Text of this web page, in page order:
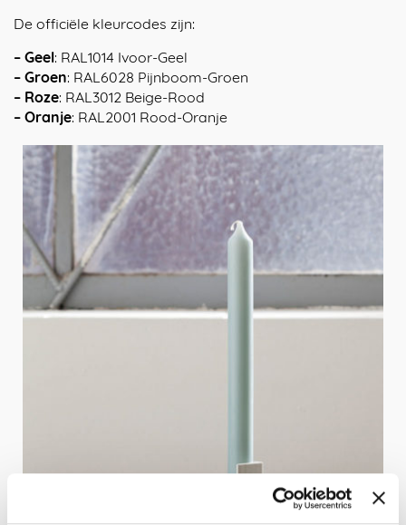
De officiële kleurcodes zijn:
– Geel: RAL1014 Ivoor-Geel
– Groen: RAL6028 Pijnboom-Groen
– Roze: RAL3012 Beige-Rood
– Oranje: RAL2001 Rood-Oranje